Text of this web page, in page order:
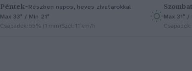
Péntek–Részben napos, heves zivatarokkal
Max 33° / Min 21°
Csapadék: 55% (1 mm)Szél: 11 km/h
Szombat
Max 31° /